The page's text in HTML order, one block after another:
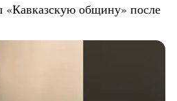
«Кавказскую общину» после